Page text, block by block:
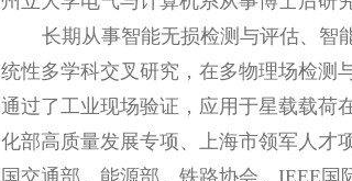
长期从事智能无损检测与评估、智
统性多学科交叉研究，在多物理场检测
通过了工业现场验证，应用于星载载荷
化部高质量发展专项、上海市领军人才
国交通部、能源部、铁路协会、 IEEE 国